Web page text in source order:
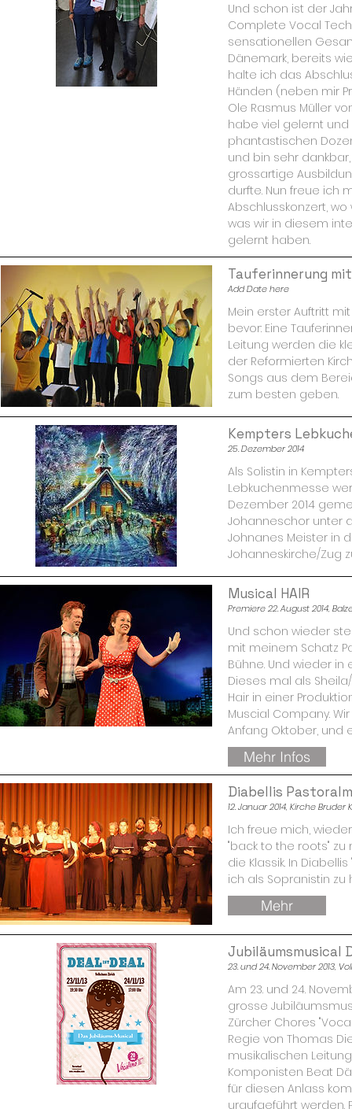
Und schon ist der
Complete Vocal
sensationellen
Dänemark, bereits
halte ich das
Händen (neben mir
Ole Rasmus Müller
habe viel gelernt
phantastischen
und bin sehr
grossartige
durfte. Nun freue ich
Abschlusskonzert,
was wir in diesem
gelernt haben.
Tauferinnerung
Add Date here
Mein erster Auftritt
bevor: Eine
Leitung werden die
der Reformierten
Songs aus dem
zum besten geben.
Kempters
25. Dezember 2014
Als Solistin in
Lebkuchenmesse
Dezember 2014
Johanneschor unter
Johnanes Meister in
Johanneskirche/Zug
Musical HAIR
Premiere 22. August 2014,
Und schon wieder
mit meinem Schatz
Bühne. Und wieder in
Dieses mal als
Hair in einer
Muscial Company.
Anfang Oktober, und
Mehr Infos
Diabellis
12. Januar 2014, Kirche Bruder
Ich freue mich,
"back to the roots"
die Klassik. In
ich als Sopranistin zu
Mehr
Jubiläumsmusical
23. und 24. November 2013,
Am 23. und 24.
grosse
Zürcher Chores
Regie von Thomas
musikalischen
Komponisten Beat
für diesen Anlass
uraufgeführt werden.